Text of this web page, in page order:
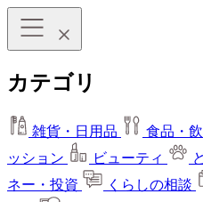
カテゴリ
雑貨・日用品 食品・
ッション
ビューティ
ネー・投資
くらしの相談